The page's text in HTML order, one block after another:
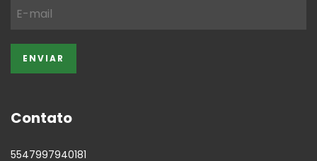
Contato
5547997940181